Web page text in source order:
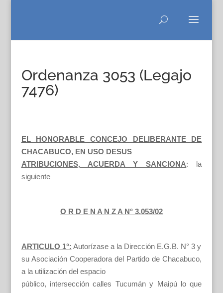
Ordenanza 3053 (Legajo
7476)
EL HONORABLE CONCEJO DELIBERANTE DE
CHACABUCO, EN USO DESUS
ATRIBUCIONES, ACUERDA Y SANCIONA: la
siguiente
O R D E N A N Z A N° 3.053/02
ARTICULO 1°: Autorízase a la Dirección E.G.B. N° 3 y
su Asociación Cooperadora del Partido de Chacabuco,
a la utilización del espacio
público, intersección calles Tucumán y Maipú lo que